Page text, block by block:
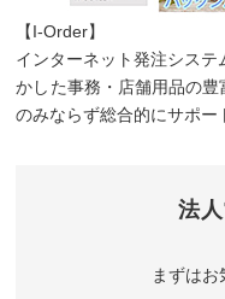
【I-Order】
インターネット発注シス
かした事務・店舗用品の
のみならず総合的にサポー
法
まずは